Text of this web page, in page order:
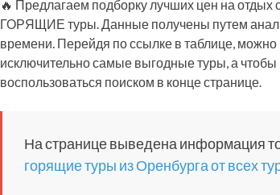
🔥 Предлагаем подборку лучших цен на
ГОРЯЩИЕ туры. Данные получены путем
времени. Перейдя по ссылке в таблице,
исключительно самые выгодные туры, а чтобы
воспользоваться поиском в конце странице.
На странице выведена информация
горящие туры из Оренбурга от всех